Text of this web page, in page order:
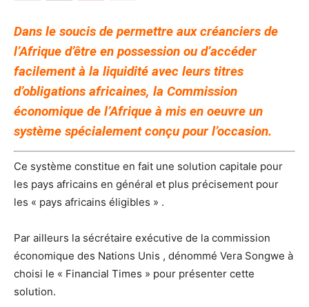
Dans le soucis de permettre aux créanciers de
l’Afrique d’être en possession ou d’accéder
facilement à la liquidité avec leurs titres
d’obligations africaines, la Commission
économique de l’Afrique à mis en oeuvre un
système spécialement conçu pour l’occasion.
Ce système constitue en fait une solution capitale pour
les pays africains en général et plus précisement pour
les « pays africains éligibles » .
Par ailleurs la sécrétaire exécutive de la commission
économique des Nations Unis , dénommé Vera Songwe à
choisi le « Financial Times » pour présenter cette
solution.